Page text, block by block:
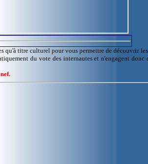
titre culturel pour vous permettre de découvrir
du vote des internautes et n'engagent donc